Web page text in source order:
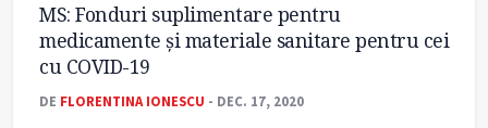
MS: Fonduri suplimentare pentru
medicamente şi materiale sanitare pentru cei
cu COVID-19
DE FLORENTINA IONESCU - DEC. 17, 2020